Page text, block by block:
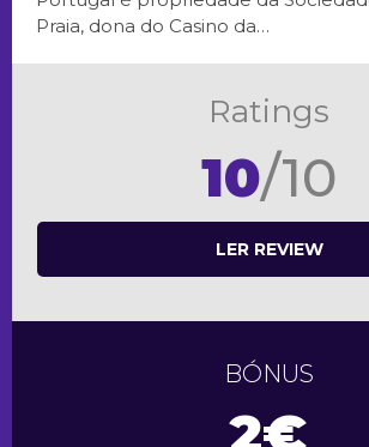
Praia, dona do Casino da…
Ratings
10/10
LER REVIEW
BÓNUS
2€